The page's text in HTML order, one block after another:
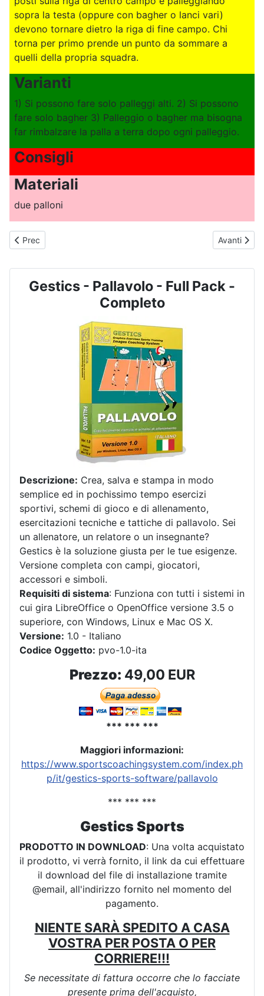
sopra la testa (oppure con bagher o lanci vari)
devono tornare dietro la riga di fine campo. Chi
torna per primo prende un punto da sommare a
quelli della propria squadra.
Varianti
1) Si possono fare solo palleggi alti. 2) Si possono
fare solo bagher 3) Palleggio o bagher ma bisogna
far rimbalzare la palla a terra dopo ogni palleggio.
Consigli
Materiali
due palloni
Articolo precedente: PALLAVOLO - N. 2045 - Gioco Minivolley -
Prec Articolo
Avanti
Gestics - Pallavolo - Full Pack -
Completo
Descrizione: Crea, salva e stampa in modo
semplice ed in pochissimo tempo esercizi
sportivi, schemi di gioco e di allenamento,
esercitazioni tecniche e tattiche di pallavolo. Sei
un allenatore, un relatore o un insegnante?
Gestics è la soluzione giusta per le tue esigenze.
Versione completa con campi, giocatori,
accessori e simboli.
Requisiti di sistema: Funziona con tutti i sistemi in
cui gira LibreOffice o OpenOffice versione 3.5 o
superiore, con Windows, Linux e Mac OS X.
Versione: 1.0 - Italiano
Codice Oggetto: pvo-1.0-ita
Prezzo: 49,00 EUR
*** *** ***
Maggiori informazioni:
https://www.sportscoachingsystem.com/index.ph
p/it/gestics-sports-software/pallavolo
*** *** ***
Gestics Sports
PRODOTTO IN DOWNLOAD: Una volta acquistato
il prodotto, vi verrà fornito, il link da cui effettuare
il download del file di installazione tramite
@email, all'indirizzo fornito nel momento del
pagamento.
NIENTE SARÀ SPEDITO A CASA
VOSTRA PER POSTA O PER
CORRIERE!!!
Se necessitate di fattura occorre che lo facciate
presente prima dell'acquisto,